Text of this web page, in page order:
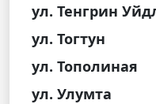
ул. Тенгрин
ул. Тогтун
ул. Тополиная
ул. Улумта